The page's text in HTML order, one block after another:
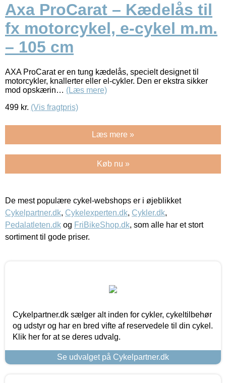
Axa ProCarat – Kædelås til
fx motorcykel, e-cykel m.m.
– 105 cm
AXA ProCarat er en tung kædelås, specielt designet til
motorcykler, knallerter eller el-cykler. Den er ekstra sikker
mod opskærin… (Læs mere)
499 kr. (Vis fragtpris)
Læs mere »
Køb nu »
De mest populære cykel-webshops er i øjeblikket
Cykelpartner.dk, Cykelexperten.dk, Cykler.dk,
Pedalatleten.dk og FriBikeShop.dk, som alle har et stort
sortiment til gode priser.
Cykelpartner.dk sælger alt inden for cykler, cykeltilbehør
og udstyr og har en bred vifte af reservedele til din cykel.
Klik her for at se deres udvalg.
Se udvalget på Cykelpartner.dk